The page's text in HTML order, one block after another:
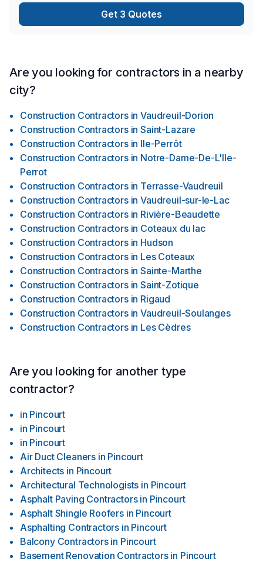
Get 3 Quotes
Are you looking for contractors in a nearby
city?
Construction Contractors in Vaudreuil-Dorion
Construction Contractors in Saint-Lazare
Construction Contractors in Ile-Perrôt
Construction Contractors in Notre-Dame-De-L'Ile-
Perrot
Construction Contractors in Terrasse-Vaudreuil
Construction Contractors in Vaudreuil-sur-le-Lac
Construction Contractors in Rivière-Beaudette
Construction Contractors in Coteaux du lac
Construction Contractors in Hudson
Construction Contractors in Les Coteaux
Construction Contractors in Sainte-Marthe
Construction Contractors in Saint-Zotique
Construction Contractors in Rigaud
Construction Contractors in Vaudreuil-Soulanges
Construction Contractors in Les Cèdres
Are you looking for another type
contractor?
in Pincourt
in Pincourt
in Pincourt
Air Duct Cleaners in Pincourt
Architects in Pincourt
Architectural Technologists in Pincourt
Asphalt Paving Contractors in Pincourt
Asphalt Shingle Roofers in Pincourt
Asphalting Contractors in Pincourt
Balcony Contractors in Pincourt
Basement Renovation Contractors in Pincourt